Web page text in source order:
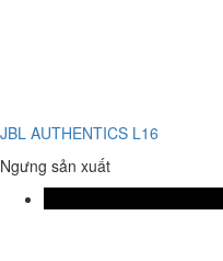
JBL AUTHENTICS L16
Ngưng sản xuất